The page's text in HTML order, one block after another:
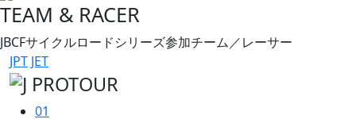
TEAM & RACER
JBCFサイクルロードシリーズ参加チーム／レーサー
JPT JET
01